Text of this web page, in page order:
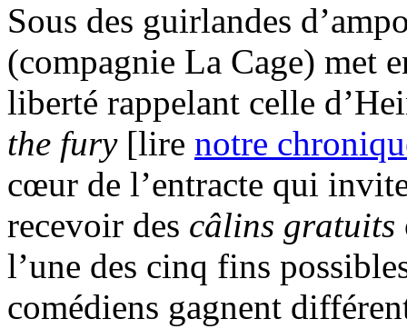
Sous des guirlandes
(compagnie La Cage) met
liberté rappelant celle
the fury[lire notre
cœur de l’entracte qui
recevoir des câlins gratuits
l’une des cinq fins
comédiens gagnent